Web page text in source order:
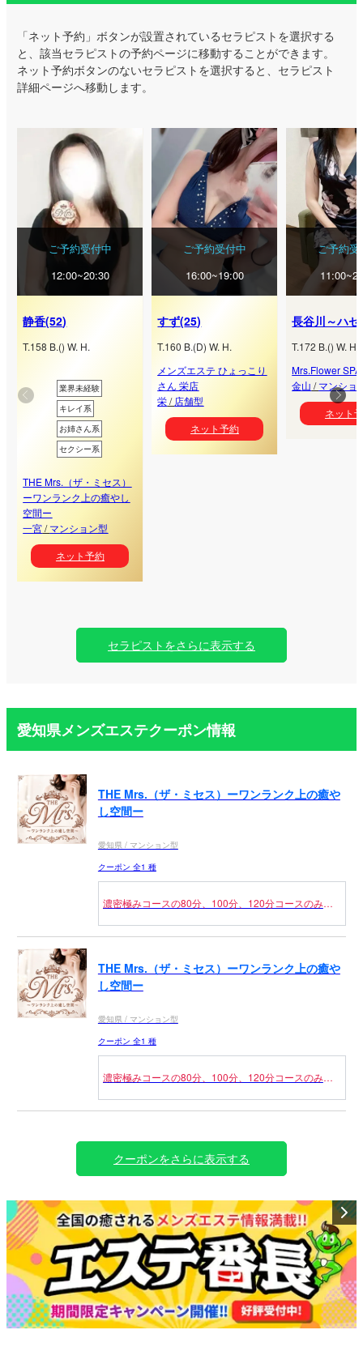
「ネット予約」ボタンが設置されているセラピストを選択する
と、該当セラピストの予約ページに移動することができます。
ネット予約ボタンのないセラピストを選択すると、セラピスト
詳細ページへ移動します。
ご予約受付中
12:00~20:30
静香(52)
T.158 B.() W. H.
業界未経験
キレイ系
お姉さん系
セクシー系
THE Mrs.（ザ・ミセス）
ーワンランク上の癒やし
空間ー
一宮/マンション型
ネット予約
ご予約受付中
16:00~19:00
すず(25)
T.160 B.(D) W. H.
メンズエステ ひょっこり
さん 栄店
栄/ 店舗型
ネット予約
ご予約受
T.172 B.() W. H.
Mrs.Flower
金山 /マンショ
ネット
セラピストをさらに表示する
愛知県メンズエステクーポン情報
THE Mrs.（ザ・ミセス）ーワンランク上の癒や
し空間ー
愛知県 / マンション型
クーポン 全1 種
濃密極みコースの80分、100分、120分コースのみに
（併用不可）
予約割】とお伝えください。
前日の23：59分までのご予約にご利用ください。
THE Mrs.（ザ・ミセス）ーワンランク上の癒や
し空間ー
愛知県 / マンション型
クーポン 全1 種
濃密極みコースの80分、100分、120分コースのみと
（併用不可）
申告制のクーポンになりますのでご利用の際は【新人
割】とお伝えください。
クーポンをさらに表示する